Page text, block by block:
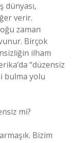
dünyası,
verir.
zaman
Birçok
ilham
“düzensiz
bulma yolu
mi?
Bizim